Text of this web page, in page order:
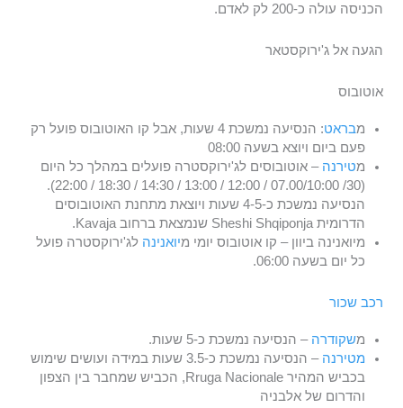
הכניסה עולה כ-200 לק לאדם.
הגעה אל ג'ירוקסטאר
אוטובוס
מבראט
: הנסיעה נמשכת 4 שעות, אבל קו האוטובוס פועל רק
פעם ביום ויוצא בשעה 08:00
מטירנה – אוטובוסים לג'ירוקסטרה פועלים במהלך כל היום
(30/ 07.00/10:00 / 12:00 / 13:00 / 14:30 / 18:30 / 22:00).
הנסיעה נמשכת כ-4-5 שעות ויוצאת מתחנת האוטובוסים
הדרומית Sheshi Shqiponja שנמצאת ברחוב Kavaja.
מיואנינה ביוון – קו אוטובוס יומי מיואנינה לג'ירוקסטרה פועל
כל יום בשעה 06:00.
רכב שכור
משקודרה – הנסיעה נמשכת כ-5 שעות.
מטירנה
– הנסיעה נמשכת כ-3.5 שעות במידה ועושים שימוש
בכביש המהיר Rruga Nacionale, הכביש שמחבר בין הצפון
והדרום של אלבניה